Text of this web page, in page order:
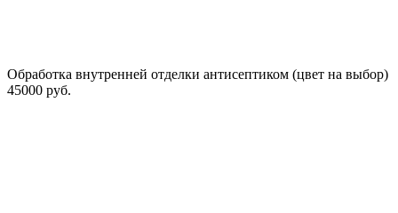
Обработка внутренней отделки антисептиком (цвет на выбор)
45000 руб.